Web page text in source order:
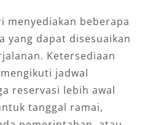
menyediakan beberapa
yang dapat disesuaikan
Ketersediaan
jadwal
reservasi lebih awal
tanggal ramai,